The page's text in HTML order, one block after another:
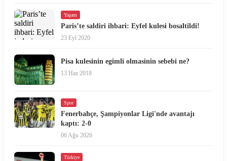
Yaşam
Paris’te saldiri ihbari: Eyfel kulesi bosaltildi!
23 Eyl 2020
Pisa kulesinin egimli olmasinin sebebi ne?
13 Haz 2018
Spor
Fenerbahçe, Şampiyonlar Ligi'nde avantajı
kaptı: 2-0
06 Ağu 2026
Türkiye